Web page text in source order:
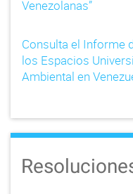
Venezolanas”
Consulta el Informe
los Espacios
Ambiental en